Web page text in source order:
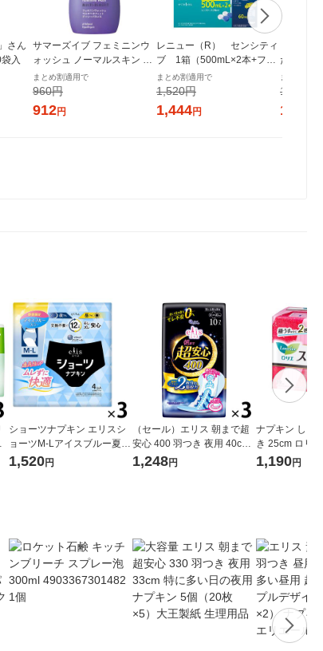
さん
入
サマーズイブ フェミニンウ
ォッシュ ノーマルスキン マ
ルチベネフィット デイリー
バランス 237ml ピルボック
ス
まとめ割適用で
960円
912円
レニュー（R） センシティ
ブ 1箱（500mL×2本+フレ
ッシュ 60mL入） ボシュ
ロム・ジャパン
まとめ割適用で
1,520円
1,444円
たっぷり
1袋 永谷
まとめ割適
1,680円
1,596
ショーツナプキン エリスシ
ョーツM-Lアイスブルー夏企
画品4枚 1セット（4枚入×3
1,520円
（セール）エリス 朝まで超
安心 400 羽つき 夜用 40cm
特に心配な夜用 ナプキン 3
1,248円
ナプキン しっ
き 25cm ロリ
ド 1セット（
1,190円